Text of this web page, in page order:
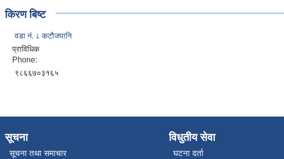
किरण बिष्ट
वडा नं. ८ कटौजपानि
प्राविधिक
Phone:
९८६६७०३१६५
सूचना
सूचना तथा समाचार
विधुतीय सेवा
घटना दर्ता